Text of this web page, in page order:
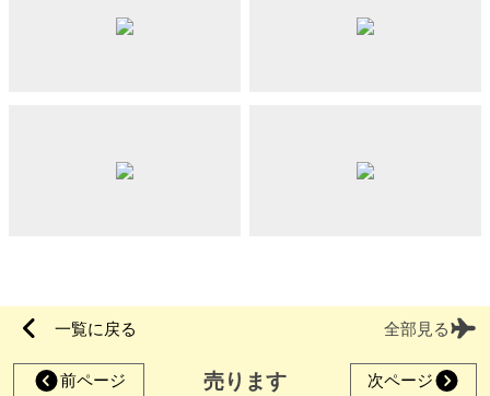
一覧に戻る 全部見る
前ページ 売ります 次ページ